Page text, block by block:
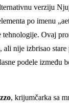
verziju
po imenu
tehnologije. Ovaj
ali nije izbrisao
podele između
, krijumčarka sa